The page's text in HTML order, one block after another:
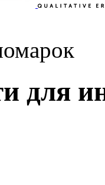
для